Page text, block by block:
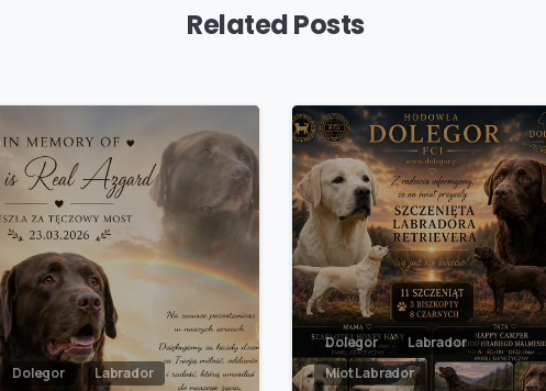
Related Posts
Dolegor Labrador
Dolegor
Labrador
Miot Labrador